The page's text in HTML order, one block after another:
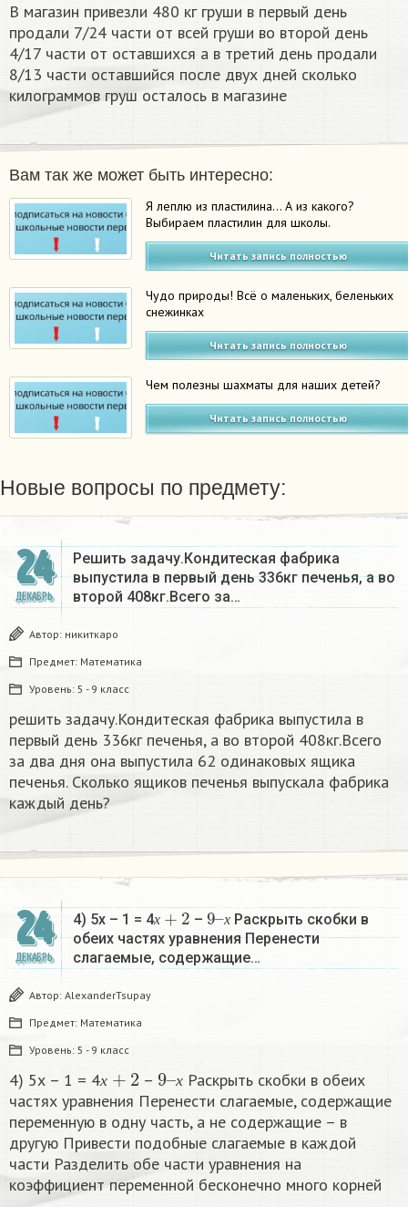
В магазин привезли 480 кг груши в первый день
продали 7/24 части от всей груши во второй день
4/17 части от оставшихся а в третий день продали
8/13 части оставшийся после двух дней сколько
килограммов груш осталось в магазине
Вам так же может быть интересно:
Я леплю из пластилина… А из какого?
Выбираем пластилин для школы.
Читать запись полностью
Чудо природы! Всё о маленьких, беленьких
снежинках
Читать запись полностью
Чем полезны шахматы для наших детей?
Читать запись полностью
Новые вопросы по предмету:
24
ДЕКАБРЬ
Решить задачу.Кондитеская фабрика
выпустила в первый день 336кг печенья, а во
второй 408кг.Всего за…
Автор: никиткаро
Предмет: Математика
Уровень: 5 - 9 класс
решить задачу.Кондитеская фабрика выпустила в
первый день 336кг печенья, а во второй 408кг.Всего
за два дня она выпустила 62 одинаковых ящика
печенья. Сколько ящиков печенья выпускала фабрика
каждый день?
24
ДЕКАБРЬ
4) 5х – 1 = 4х
х+2
– х
9–
х
Раскрыть скобки в
обеих частях уравнения Перенести
слагаемые, содержащие…
Автор: AlexanderTsupay
Предмет: Математика
Уровень: 5 - 9 класс
4) 5х – 1 = 4х – х
9х
Раскрыть скобки в обеих
частях уравнения Перенести слагаемые, содержащие
переменную в одну часть, а не содержащие – в
другую Привести подобные слагаемые в каждой
части Разделить обе части уравнения на
коэффициент переменной бесконечно много корней​